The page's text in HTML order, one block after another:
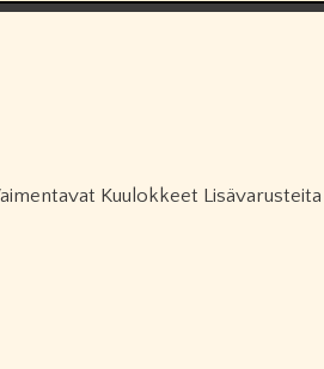
Kuulokkeet Lisävarusteita